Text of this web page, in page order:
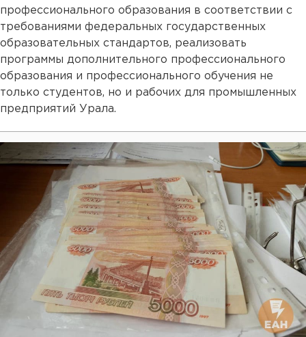
профессионального образования в соответствии с
требованиями федеральных государственных
образовательных стандартов, реализовать
программы дополнительного профессионального
образования и профессионального обучения не
только студентов, но и рабочих для промышленных
предприятий Урала.